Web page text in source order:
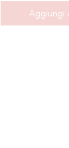
Aggiungi